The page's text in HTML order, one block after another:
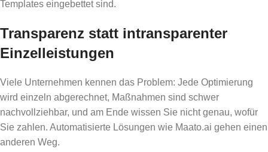
Templates eingebettet sind.
Transparenz statt intransparenter
Einzelleistungen
Viele Unternehmen kennen das Problem: Jede Optimierung
wird einzeln abgerechnet, Maßnahmen sind schwer
nachvollziehbar, und am Ende wissen Sie nicht genau, wofür
Sie zahlen. Automatisierte Lösungen wie Maato.ai gehen einen
anderen Weg.